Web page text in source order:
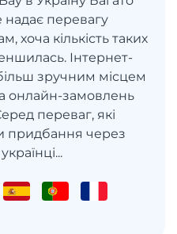
надає перевагу
хоча кількість таких
Інтернет-
зручним місцем
онлайн-замовлень
переваг, які
придбання через